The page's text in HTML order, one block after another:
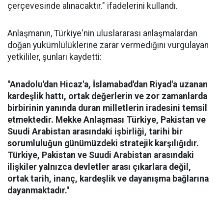
çerçevesinde alınacaktır." ifadelerini kullandı.
Anlaşmanın, Türkiye'nin uluslararası anlaşmalardan
doğan yükümlülüklerine zarar vermediğini vurgulayan
yetkililer, şunları kaydetti:
"Anadolu'dan Hicaz'a, İslamabad'dan Riyad'a uzanan
kardeşlik hattı, ortak değerlerin ve zor zamanlarda
birbirinin yanında duran milletlerin iradesini temsil
etmektedir. Mekke Anlaşması Türkiye, Pakistan ve
Suudi Arabistan arasındaki işbirliği, tarihi bir
sorumluluğun günümüzdeki stratejik karşılığıdır.
Türkiye, Pakistan ve Suudi Arabistan arasındaki
ilişkiler yalnızca devletler arası çıkarlara değil,
ortak tarih, inanç, kardeşlik ve dayanışma bağlarına
dayanmaktadır."